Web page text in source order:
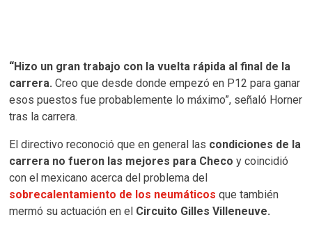
“Hizo un gran trabajo con la vuelta rápida al final de la
carrera. Creo que desde donde empezó en P12 para ganar
esos puestos fue probablemente lo máximo”, señaló Horner
tras la carrera.
El directivo reconoció que en general las condiciones de la
carrera no fueron las mejores para Checo y coincidió
con el mexicano acerca del problema del
sobrecalentamiento de los neumáticos que también
mermó su actuación en el Circuito Gilles Villeneuve.